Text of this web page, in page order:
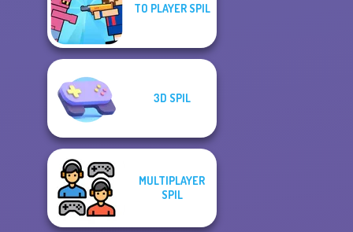
TO PLAYER SPIL
3D SPIL
MULTIPLAYER
SPIL